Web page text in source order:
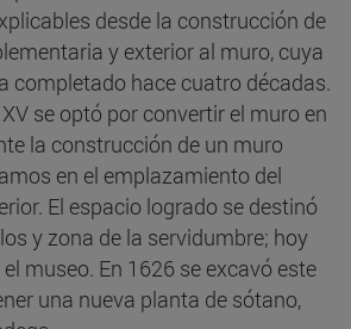
desde la construcción de
y exterior al muro, cuya
completado hace cuatro décadas.
se optó por convertir el muro en
la construcción de un muro
en el emplazamiento del
El espacio logrado se destinó
y zona de la servidumbre; hoy
museo. En 1626 se excavó este
una nueva planta de sótano,